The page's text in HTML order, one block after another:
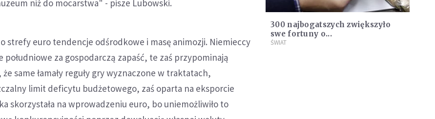
niż do mocarstwa" - pisze Lubowski.
strefy euro tendencje odśrodkowe i masę animozji. Niemieccy
południowe za gospodarczą zapaść, te zaś przypominają
same łamały reguły gry wyznaczone w traktatach,
limit deficytu budżetowego, zaś oparta na eksporcie
skorzystała na wprowadzeniu euro, bo uniemożliwiło to
300 najbogatszych zwiększyło
swe fortuny o...
ŚWIAT